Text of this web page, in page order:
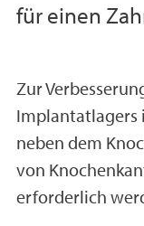
für einen
Zur
Implantatlagers
neben dem
von
erforderlich